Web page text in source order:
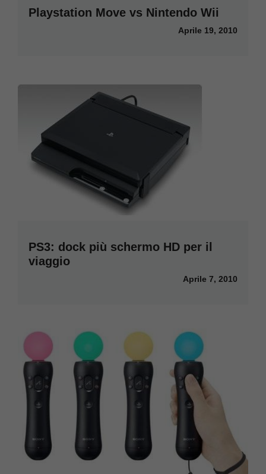
Playstation Move vs Nintendo Wii
Aprile 19, 2010
PS3: dock più schermo HD per il
viaggio
Aprile 7, 2010